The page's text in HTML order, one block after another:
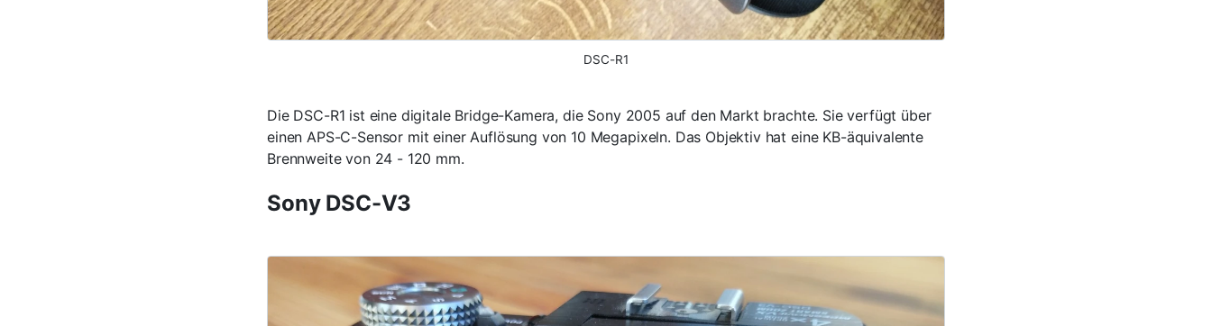
DSC-R1
Die DSC-R1 ist eine digitale Bridge-Kamera, die Sony 2005 auf den Markt brachte. Sie verfügt über
einen APS-C-Sensor mit einer Auflösung von 10 Megapixeln. Das Objektiv hat eine KB-äquivalente
Brennweite von 24 - 120 mm.
Sony DSC-V3